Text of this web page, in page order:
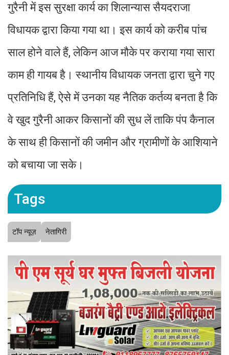
गुरैनी में इस सुरक्षा कार्य का शिलान्यास सैयदराजा
विधायक द्वारा किया गया था। इस कार्य को करीब पांच
साल होने वाले हैं, लेकिन आज मौके पर कराया गया सारा
काम ही गायब है। स्थानीय विधायक जनता द्वारा चुने गए
प्रतिनिधि हैं, ऐसे में उनका यह नैतिक कर्तव्य बनता है कि
वे खुद गुरैनी आकर किसानों की सुध लें ताकि पंप कैनाल
के साथ ही किसानों की जमीन और ग्रामीणों के आशियाने
को बचाया जा सके।
Tags
टॉप न्यूज़ नेतागिरी